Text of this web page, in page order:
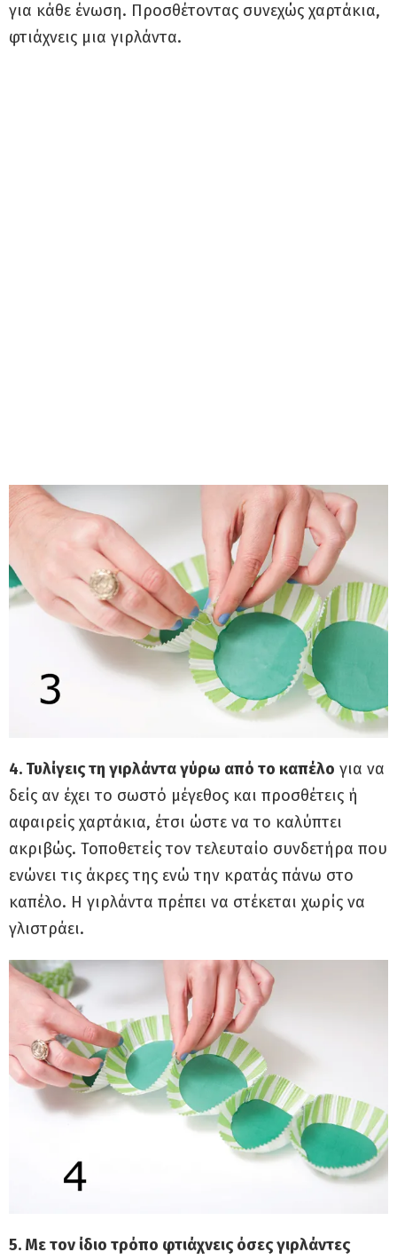
για κάθε ένωση. Προσθέτοντας συνεχώς χαρτάκια,
φτιάχνεις μια γιρλάντα.
4. Τυλίγεις τη γιρλάντα γύρω από το καπέλο για να
δείς αν έχει το σωστό μέγεθος και προσθέτεις ή
αφαιρείς χαρτάκια, έτσι ώστε να το καλύπτει
ακριβώς. Τοποθετείς τον τελευταίο συνδετήρα που
ενώνει τις άκρες της ενώ την κρατάς πάνω στο
καπέλο. Η γιρλάντα πρέπει να στέκεται χωρίς να
γλιστράει.
5. Με τον ίδιο τρόπο φτιάχνεις όσες γιρλάντες